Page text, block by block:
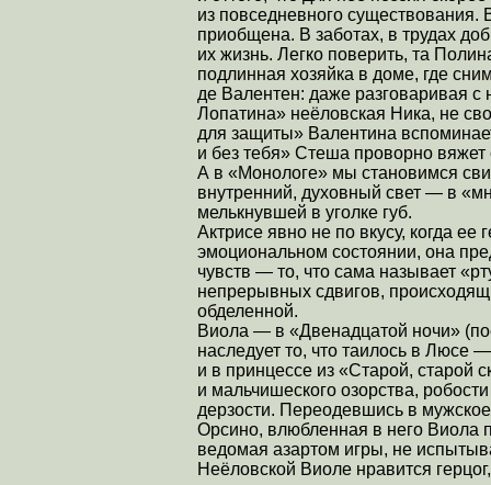
из повседневного существования.
приобщена. В заботах, в трудах
их жизнь. Легко поверить, та
подлинная хозяйка в доме, где
де Валентен: даже разговаривая
Лопатина» неёловская Ника, не
для защиты» Валентина
и без тебя» Стеша проворно
А в «Монологе» мы становимся
внутренний, духовный свет — в
мелькнувшей в уголке губ.
Актрисе явно не по вкусу, когда ее
эмоциональном состоянии, она
чувств — то, что сама называет
непрерывных сдвигов,
обделенной.
Виола — в «Двенадцатой ночи»
наследует то, что таилось в
и в принцессе из «Старой, старой
и мальчишеского озорства,
дерзости. Переодевшись в
Орсино, влюбленная в него Виола
ведомая азартом игры, не
Неёловской Виоле нравится